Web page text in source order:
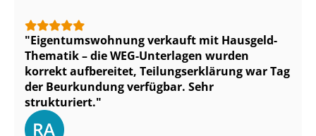
Ei­gen­tums­woh­nung verkauft mit Hausgeld-
Thematik – die WEG-Unterlagen wurden
korrekt aufbereitet, Tei­lungs­er­klä­rung war Tag
der Beurkundung verfügbar. Sehr
strukturiert.